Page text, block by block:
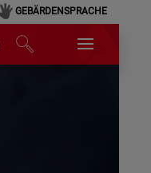
GEBÄRDENSPRACHE